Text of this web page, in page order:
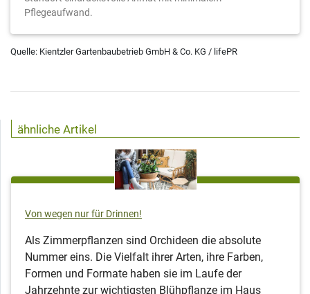
Pflegeaufwand.
Quelle: Kientzler Gartenbaubetrieb GmbH & Co. KG / lifePR
ähnliche Artikel
Von wegen nur für Drinnen!
Als Zimmerpflanzen sind Orchideen die absolute
Nummer eins. Die Vielfalt ihrer Arten, ihre Farben,
Formen und Formate haben sie im Laufe der
Jahrzehnte zur wichtigsten Blühpflanze im Haus